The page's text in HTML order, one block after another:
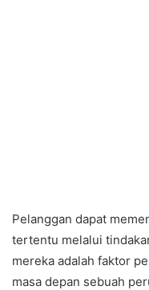
Pelanggan dapat
tertentu melalui
mereka adalah faktor
masa depan sebuah